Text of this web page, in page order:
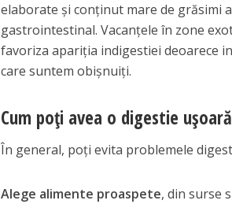
elaborate şi conţinut mare de grăsimi
gastrointestinal. Vacanţele în zone
favoriza apariţia indigestiei deoarece
care suntem obişnuiţi.
Cum poţi avea o digestie uşoară
În general, poţi evita problemele
Alege alimente proaspete, din surse